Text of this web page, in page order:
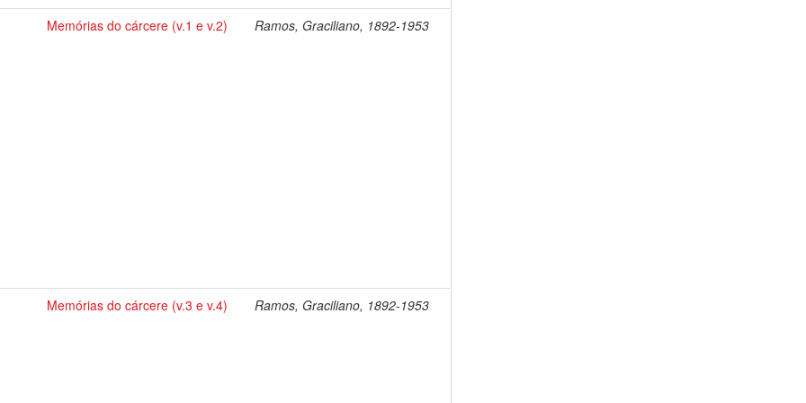
Memórias do cárcere (v.1 e v.2)
Ramos, Graciliano, 1892-1953
Memórias do cárcere (v.3 e v.4) Ramos, Graciliano, 1892-1953